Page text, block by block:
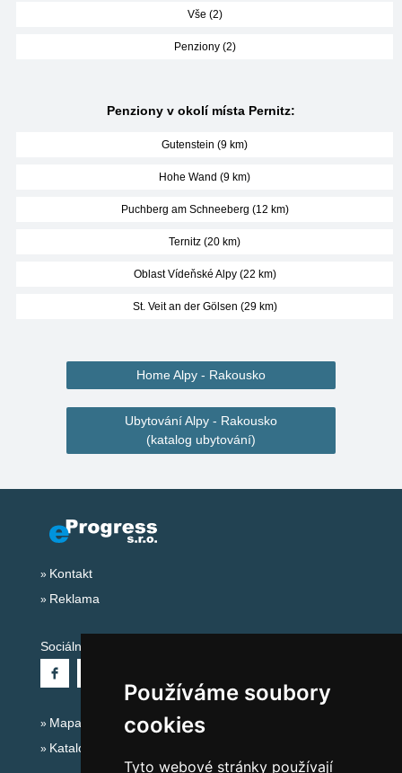
Používáme soubory
cookies
Tyto webové stránky používají
Vše (2)
Penziony (2)
Penziony v okolí místa Pernitz:
Gutenstein (9 km)
Hohe Wand (9 km)
Puchberg am Schneeberg (12 km)
Ternitz (20 km)
Oblast Vídeňské Alpy (22 km)
St. Veit an der Gölsen (29 km)
Home Alpy - Rakousko
Ubytování Alpy - Rakousko
(katalog ubytování)
Kontakt
Reklama
Sociální sítě:
Mapa serveru Alpy - Rakousko
Katalog ubytování